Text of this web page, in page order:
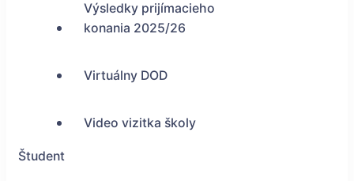
Výsledky prijímacieho
konania 2025/26
Virtuálny DOD
Video vizitka školy
Študent